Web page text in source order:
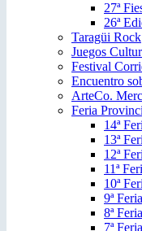
27ª
26ª
Taragüi Rock
Juegos
Festival
Encuentro
ArteCo.
Feria
14ª
13ª
12ª
11ª
10ª
9ª
8ª
7ª